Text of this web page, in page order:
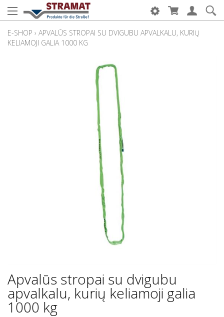
E-SHOP › APVALŪS STROPAI SU DVIGUBU APVALKALU, KURIŲ
KELIAMOJI GALIA 1000 KG
Apvalūs stropai su dvigubu
apvalkalu, kurių keliamoji galia
1000 kg